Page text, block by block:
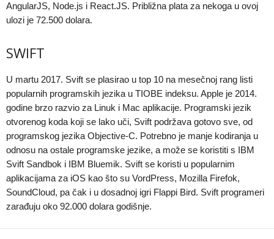
AngularJS, Node.js i React.JS. Približna plata za nekoga u ovoj
ulozi je 72.500 dolara.
SWIFT
U martu 2017. Svift se plasirao u top 10 na mesečnoj rang listi
popularnih programskih jezika u TIOBE indeksu. Apple je 2014.
godine brzo razvio za Linuk i Mac aplikacije. Programski jezik
otvorenog koda koji se lako uči, Svift podržava gotovo sve, od
programskog jezika Objective-C. Potrebno je manje kodiranja u
odnosu na ostale programske jezike, a može se koristiti s IBM
Svift Sandbok i IBM Bluemik. Svift se koristi u popularnim
aplikacijama za iOS kao što su VordPress, Mozilla Firefok,
SoundCloud, pa čak i u dosadnoj igri Flappi Bird. Svift programeri
zarađuju oko 92.000 dolara godišnje.